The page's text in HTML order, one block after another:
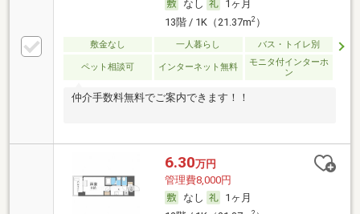
なし
1ヶ月
13階 / 1K（21.37m2）
敷金なし 一人暮らし バス・トイレ別
ペット相談可 インターネット無料
モニタ付インターホ
ン
仲介手数料無料でご案内できます！！
6.30万円
管理費8,000円
なし
1ヶ月